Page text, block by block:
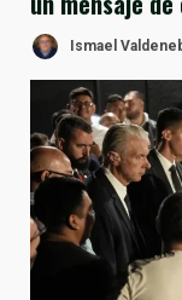
Ismael